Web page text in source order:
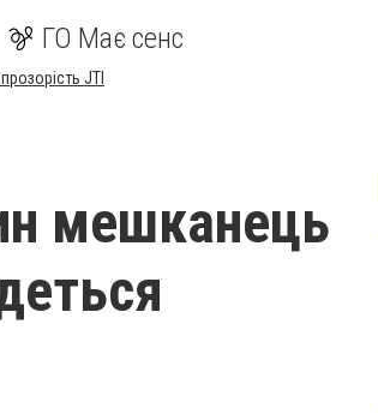
ГО Має сенс
JTI
мешканець